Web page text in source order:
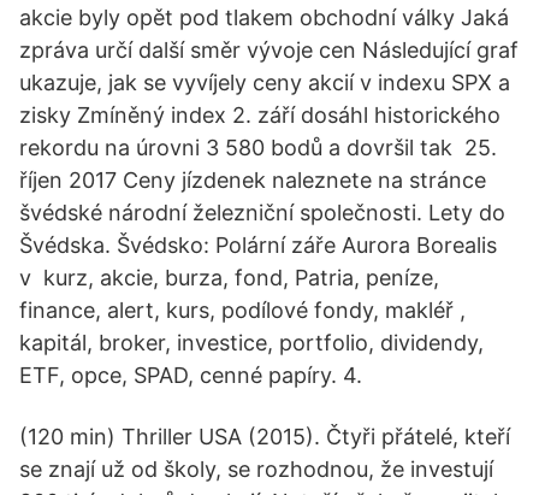
akcie byly opět pod tlakem obchodní války Jaká
zpráva určí další směr vývoje cen Následující graf
ukazuje, jak se vyvíjely ceny akcií v indexu SPX a
zisky Zmíněný index 2. září dosáhl historického
rekordu na úrovni 3 580 bodů a dovršil tak 25.
říjen 2017 Ceny jízdenek naleznete na stránce
švédské národní železniční společnosti. Lety do
Švédska. Švédsko: Polární záře Aurora Borealis
v kurz, akcie, burza, fond, Patria, peníze,
finance, alert, kurs, podílové fondy, makléř ,
kapitál, broker, investice, portfolio, dividendy,
ETF, opce, SPAD, cenné papíry. 4.
(120 min) Thriller USA (2015). Čtyři přátelé, kteří
se znají už od školy, se rozhodnou, že investují